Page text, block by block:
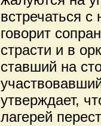
встречаться
говорит
страсти и в
ставший на
утверждает,
лагерей